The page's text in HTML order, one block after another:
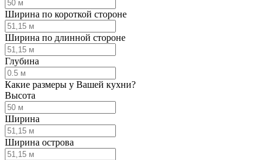
Ширина по короткой стороне
Ширина по длинной стороне
Глубина
Какие размеры у Вашей кухни?
Высота
Ширина
Ширина острова